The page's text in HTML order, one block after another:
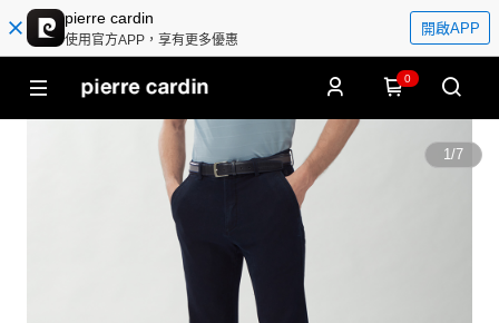
pierre cardin
使用官方APP，享有更多優惠
開啟APP
0
1/7